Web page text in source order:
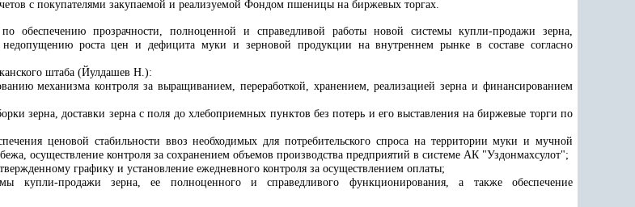
с покупателями закупаемой и реализуемой Фондом пшеницы на биржевых торгах.
обеспечению прозрачности, полноценной и справедливой работы новой системы купли-продажи зерна,
недопущению роста цен и дефицита муки и зерновой продукции на внутреннем рынке в составе согласно
штаба (Йулдашев Н.):
механизма контроля за выращиванием, переработкой, хранением, реализацией зерна и финансированием
зерна, доставки зерна с поля до хлебоприемных пунктов без потерь и его выставления на биржевые торги по
ценовой стабильности ввоз необходимых для потребительского спроса на территории муки и мучной
осуществление контроля за сохранением объемов производства предприятий в системе АК"Уздонмахсулот";
графику и установление ежедневного контроля за осуществлением оплаты;
купли-продажи зерна, ее полноценного и справедливого функционирования, а также обеспечение